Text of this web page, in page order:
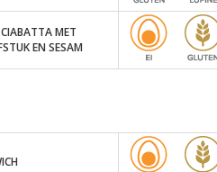
MET
EN SESAM